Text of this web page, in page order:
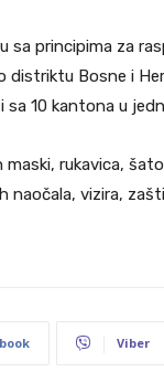
sa principima za
distriktu Bosne i
10 kantona u
rukavica,
naočala, vizira,
Viber